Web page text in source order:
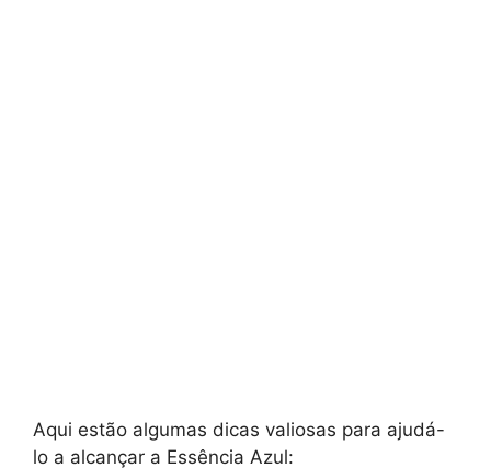
Aqui estão algumas dicas valiosas para ajudá-
lo a alcançar a Essência Azul: